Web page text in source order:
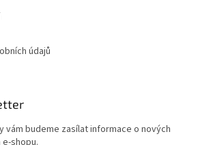
údajů
vám budeme zasílat informace o nových
shopu.